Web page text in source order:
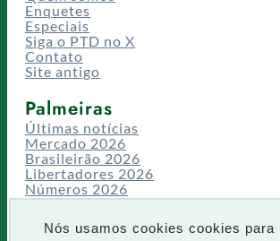
Nós usamos cookies cookies para
Enquetes
Especiais
Siga o PTD no X
Contato
Site antigo
Palmeiras
Últimas notícias
Mercado 2026
Brasileirão 2026
Libertadores 2026
Números 2026
Campeonatos
CT/Centro de Excelência